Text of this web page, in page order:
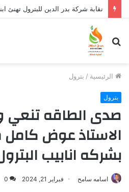
بحث
عن
الرئيسية / بترول
بترول
صدى الطاقه
الاستاذ عوض كامل
بشركه انابيب
اسامه سامح فبراير 21, 2024 0